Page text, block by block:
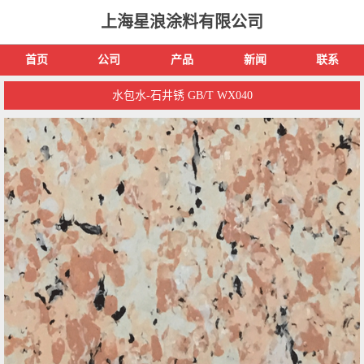
上海星浪涂料有限公司
首页 公司 产品 新闻 联系
水包水-石井锈 GB/T WX040